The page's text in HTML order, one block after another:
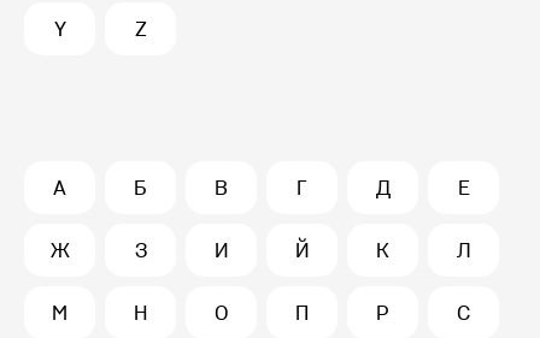
Y Z
А Б В Г Д Е
Ж З И Й К Л
М Н О П Р С